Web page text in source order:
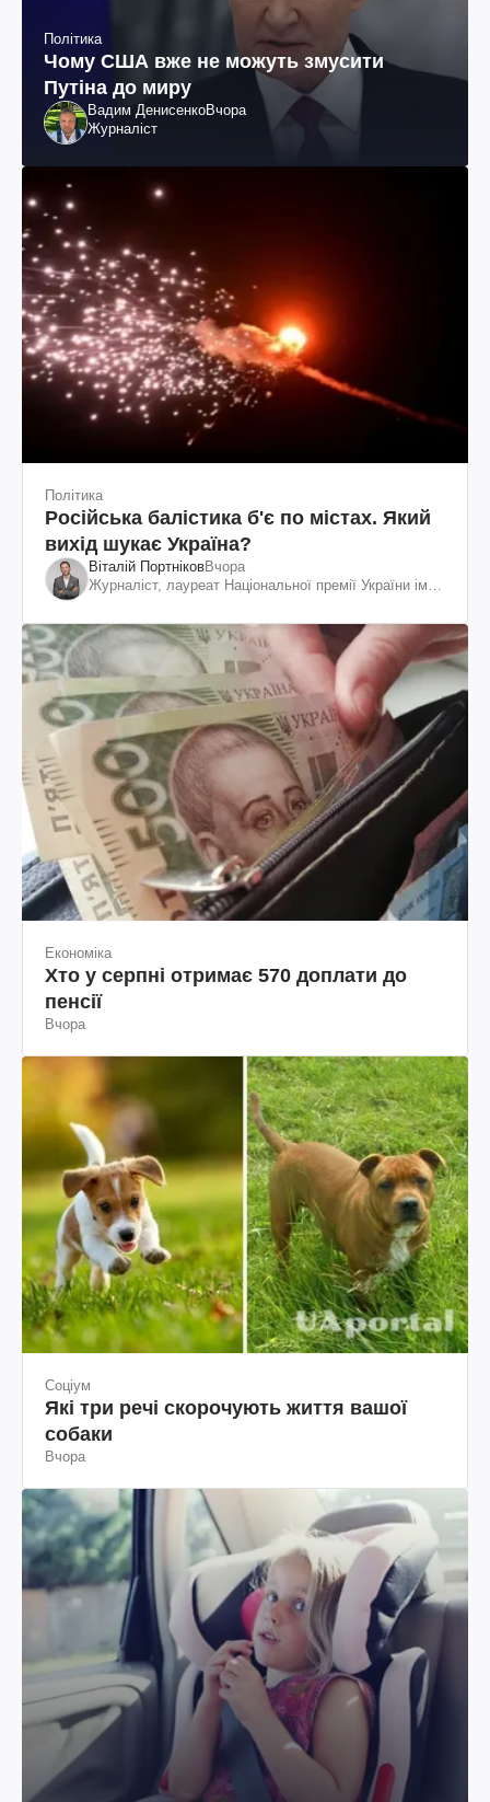
Політика
Чому США вже не можуть змусити
Путіна до миру
Вадим ДенисенкоВчора
Журналіст
Політика
Російська балістика б'є по містах. Який
вихід шукає Україна?
Віталій ПортніковВчора
Журналіст, лауреат Національної премії України ім.
Економіка
Хто у серпні отримає 570 доплати до
пенсії
Вчора
Соціум
Які три речі скорочують життя вашої
собаки
Вчора